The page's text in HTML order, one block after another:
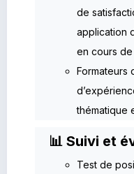
de
application
en cours de
Formateurs
thématique
📊 Suivi et
Test de